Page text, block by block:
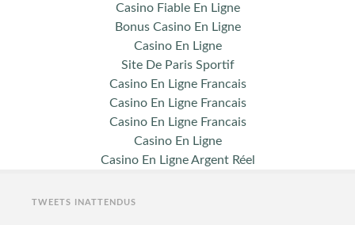
Casino Fiable En Ligne
Bonus Casino En Ligne
Casino En Ligne
Site De Paris Sportif
Casino En Ligne Francais
Casino En Ligne Francais
Casino En Ligne Francais
Casino En Ligne
Casino En Ligne Argent Réel
TWEETS INATTENDUS